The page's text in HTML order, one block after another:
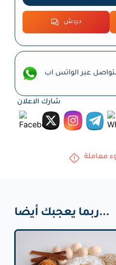
دردش
عبر الواتس اب
شارك الاعلان
معاملة
ربما يعجبك أيضا...